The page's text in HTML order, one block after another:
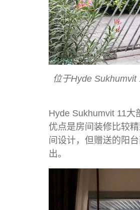
位于Hyde
Hyde Sukhumvit 11大
优点是房间装修比较
间设计，但赠送的阳
出。